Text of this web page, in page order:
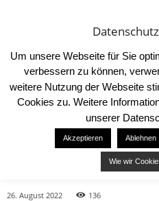
Reise in der
nach New York
26. August 2022 136
Um unsere Webseite für Sie
verbessern zu können,
weitere Nutzung der Webseite
Cookies zu. Weitere
unserer
Akzeptieren Ablehnen
Wie wir